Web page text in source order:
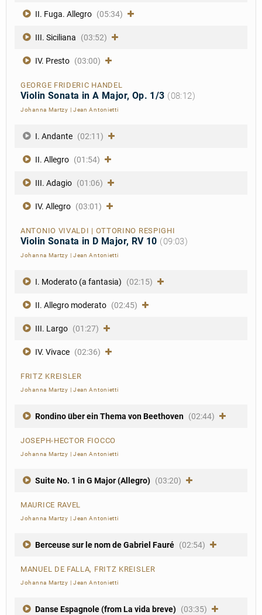
II. Fuga. Allegro (05:34)
III. Siciliana (03:52)
IV. Presto (03:00)
GEORGE FRIDERIC HANDEL
Violin Sonata in A Major, Op. 1/3 (08:12)
Johanna Martzy Jean Antonietti
I. Andante (02:11)
II. Allegro (01:54)
III. Adagio (01:06)
IV. Allegro (03:01)
ANTONIO VIVALDI | OTTORINO RESPIGHI
Violin Sonata in D Major, RV 10 (09:03)
Johanna Martzy Jean Antonietti
I. Moderato (a fantasia) (02:15)
II. Allegro moderato (02:45)
III. Largo (01:27)
IV. Vivace (02:36)
FRITZ KREISLER
Johanna Martzy Jean Antonietti
Rondino über ein Thema von Beethoven (02:44)
JOSEPH-HECTOR FIOCCO
Johanna Martzy Jean Antonietti
Suite No. 1 in G Major (Allegro) (03:20)
MAURICE RAVEL
Johanna Martzy Jean Antonietti
Berceuse sur le nom de Gabriel Fauré (02:54)
MANUEL DE FALLA, FRITZ KREISLER
Johanna Martzy Jean Antonietti
Danse Espagnole (from La vida breve) (03:35)